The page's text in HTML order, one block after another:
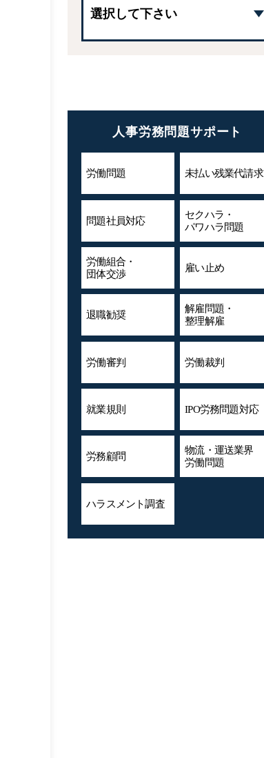
人事労務問題サポート
労働問題 未払い残業代請求
問題社員対応
セクハラ・
パワハラ問題
労働組合・
団体交渉
雇い止め
退職勧奨
解雇問題・
整理解雇
労働審判 労働裁判
就業規則 IPO労務問題対応
労務顧問
物流・運送業界
労働問題
ハラスメント調査